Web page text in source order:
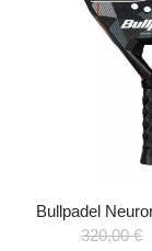
Bullpadel
320,00 €